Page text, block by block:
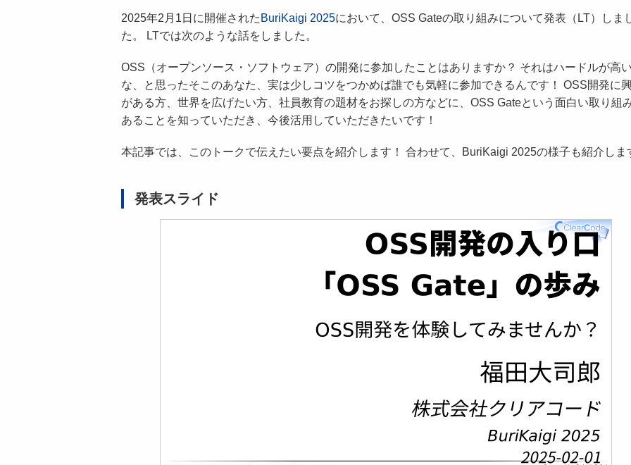
2025年2月1日に開催された BuriKaigi 2025において、OSS Gateの取り組みについて発表（LT）しま
た。 LTでは次のような話をしました。
OSS（オープンソース・ソフトウェア）の開発に参加したことはありますか？ それはハードルが高い
な、と思ったそこのあなた、実は少しコツをつかめば誰でも気軽に参加できるんです！ OSS開発に
がある方、世界を広げたい方、社員教育の題材をお探しの方などに、OSS Gateという面白い取り組
あることを知っていただき、今後活用していただきたいです！
本記事では、このトークで伝えたい要点を紹介します！ 合わせて、BuriKaigi 2025の様子も紹介しま
発表スライド